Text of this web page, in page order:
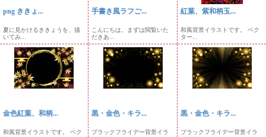
png ききょ...
夏に見かけるききょうを、描
いてみ...
手書き風ラフご...
こんにちは。まずは閲覧いた
だきあ...
紅葉、紫和柄玉...
和風背景イラストです。 ベク
ター...
金色紅葉、和柄...
和風背景イラストです。 ベク
黒・金色・キラ...
ブラックフライデー背景イラ
黒・金色・キラ...
ブラックフライデー背景イラ